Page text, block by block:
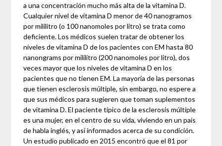
a una concentración mucho más alta de la vitamina D.
Cualquier nivel de vitamina D menor de 40 nanogramos
por mililitro (o 100 nanomoles por litro) se trata como
deficiente. Los médicos suelen tratar de obtener los
niveles de vitamina D de los pacientes con EM hasta 80
nanongrams por mililitro (200 nanomoles por litro), dos
veces mayor que los niveles de vitamina D en los
pacientes que no tienen EM. La mayoría de las personas
que tienen esclerosis múltiple, sin embargo, no espere a
que sus médicos para sugieren que toman suplementos
de vitamina D. El paciente típico de la esclerosis múltiple
es una mujer, en el centro de su vida, viviendo en un país
de habla inglés, y así informados acerca de su condición.
Un estudio publicado en 2015 encontró que el 81 por